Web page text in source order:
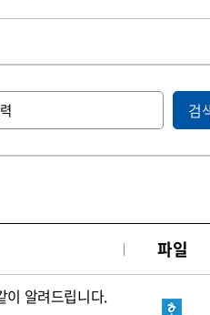
검
파일
이 알려드립니다.